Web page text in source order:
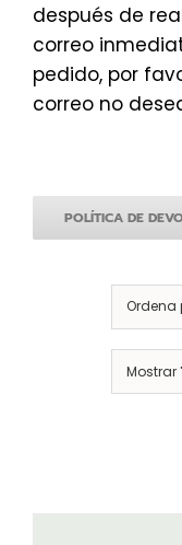
después de
correo
pedido, por
correo no
POLÍTICA DE
Ordena
Mostrar